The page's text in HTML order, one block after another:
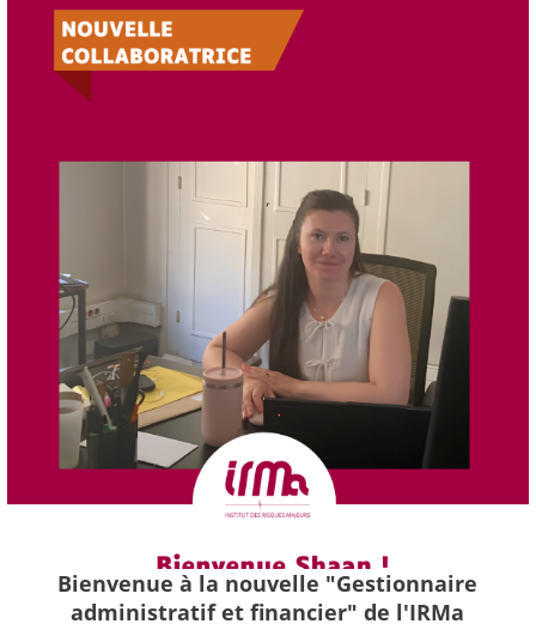
Bienvenue à la nouvelle "Gestionnaire
administratif et financier" de l'IRMa